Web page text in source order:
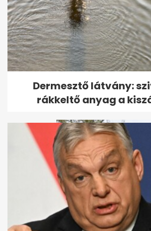
Súlyos baleset
összeütközött két
Dermesztő látvány:
rákkeltő anyag a